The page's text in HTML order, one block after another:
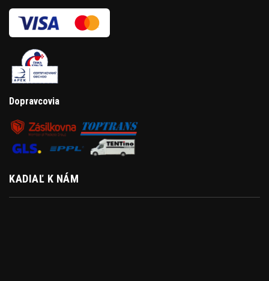
Dopravcovia
KADIAĽ K NÁM